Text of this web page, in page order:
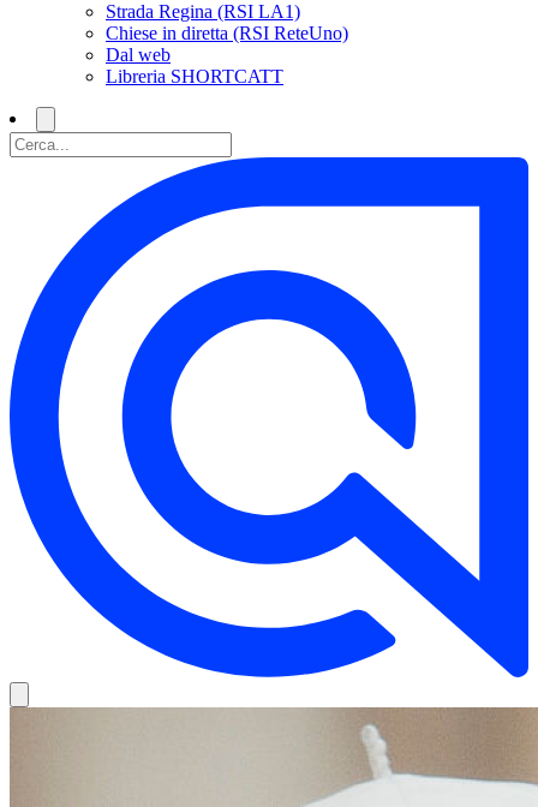
Strada Regina (RSI LA1)
Chiese in diretta (RSI ReteUno)
Dal web
Libreria SHORTCATT